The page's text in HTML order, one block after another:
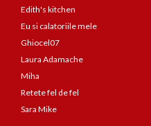
Edith's kitchen
Eu si calatoriile mele
Ghiocel07
Laura Adamache
Miha
Retete fel de fel
Sara Mike